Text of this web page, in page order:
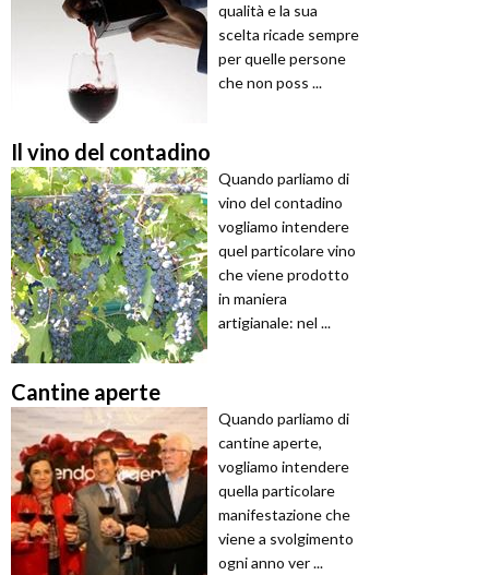
qualità e la sua
scelta ricade sempre
per quelle persone
che non poss ...
Il vino del contadino
Quando parliamo di
vino del contadino
vogliamo intendere
quel particolare vino
che viene prodotto
in maniera
artigianale: nel ...
Cantine aperte
Quando parliamo di
cantine aperte,
vogliamo intendere
quella particolare
manifestazione che
viene a svolgimento
ogni anno ver ...